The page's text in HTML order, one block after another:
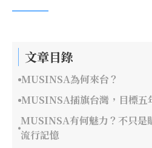
文章目錄
MUSINSA為何來台？
MUSINSA插旗台灣，目標五
MUSINSA有何魅力？不只是
流行記憶